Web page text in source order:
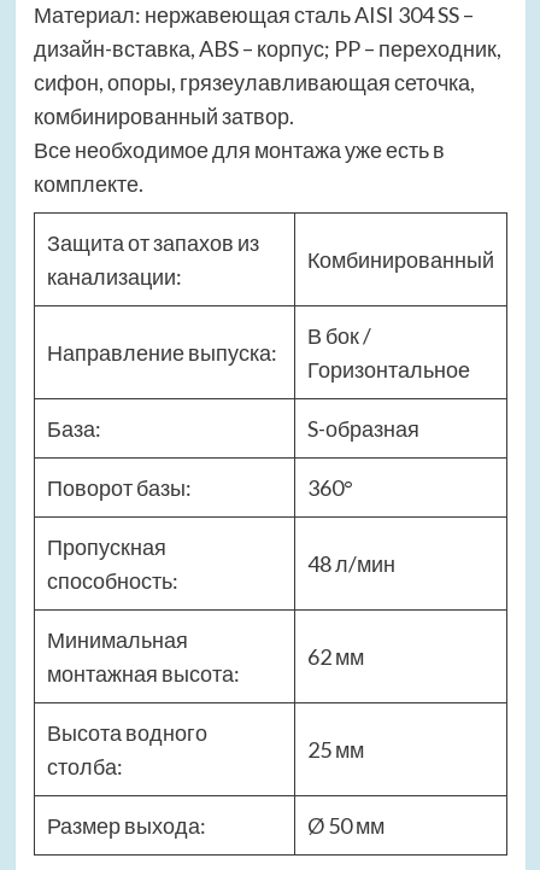
Материал: нержавеющая сталь AISI 304 SS –
дизайн-вставка, ABS – корпус; PP – переходник,
сифон, опоры, грязеулавливающая сеточка,
комбинированный затвор.
Все необходимое для монтажа уже есть в
комплекте.
Защита от запахов из
канализации:
Комбинированный
Направление выпуска:
В бок /
Горизонтальное
База: S-образная
Поворот базы: 360°
Пропускная
способность:
48 л/мин
Минимальная
монтажная высота:
62 мм
Высота водного
столба:
25 мм
Размер выхода: Ø 50 мм